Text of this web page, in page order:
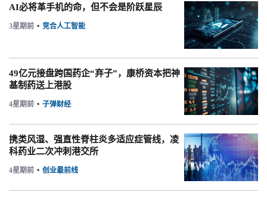
AI必将革手机的命，但不会是阶跃星辰
3星期前 • 竞合人工智能
49亿元接盘跨国药企“弃子”，康桥资本把神
基制药送上港股
4星期前 • 子弹财经
携类风湿、强直性脊柱炎多适应症管线，凌
科药业二次冲刺港交所
4星期前 • 创业最前线